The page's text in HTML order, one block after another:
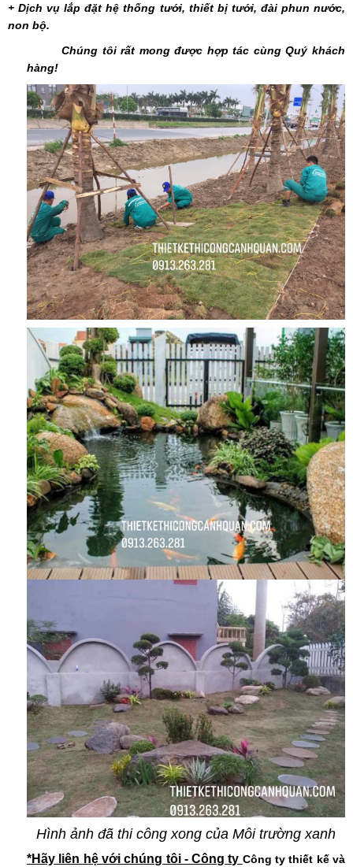
+ Dịch vụ lắp đặt hệ thống tưới, thiết bị tưới, đài phun nước,
non bộ.
Chúng tôi rất mong được hợp tác cùng Quý khách
hàng!
Hình ảnh đã thi công xong của Môi trường xanh
*Hãy liên hệ với chúng tôi - Công ty Công ty thiết kế và